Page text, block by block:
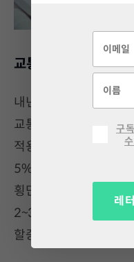
교통법규 위반하면
내년부터 어린이 보호
교통법규를 위반할 경
적용됩니다. 어린이 보
5%, 2회 이상 위반 시
횡단보도를 건너고 있
2~3회 위반에 5%, 4회
할증하니 안전운전에 더
구
레